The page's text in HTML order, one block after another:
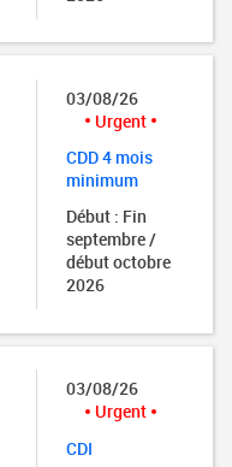
03/08/26
Urgent
CDD 4 mois
minimum
Début : Fin
septembre /
début octobre
2026
03/08/26
Urgent
CDI